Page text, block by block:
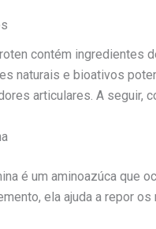
contém ingredientes
naturais e bioativos
articulares. A seguir,
é um aminoazúca que
ela ajuda a repor